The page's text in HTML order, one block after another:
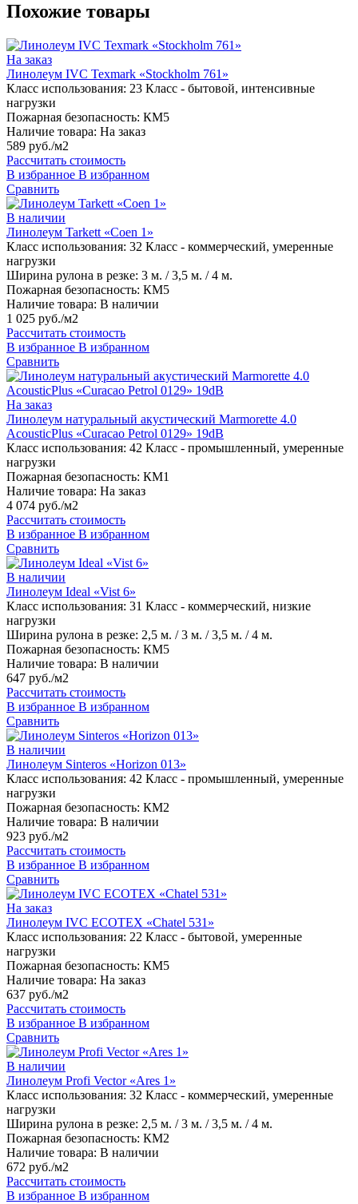
Похожие товары
На заказ
Линолеум IVC Texmark «Stockholm 761»
Класс использования: 23 Класс - бытовой, интенсивные
нагрузки
Пожарная безопасность: КМ5
Наличие товара: На заказ
589 руб./м2
Рассчитать стоимость
В избранное В избранном
Сравнить
В наличии
Линолеум Tarkett «Coen 1»
Класс использования: 32 Класс - коммерческий, умеренные
нагрузки
Ширина рулона в резке: 3 м. / 3,5 м. / 4 м.
Пожарная безопасность: КМ5
Наличие товара: В наличии
1 025 руб./м2
Рассчитать стоимость
В избранное В избранном
Сравнить
На заказ
Линолеум натуральный акустический Marmorette 4.0
AcousticPlus «Curacao Petrol 0129» 19dB
Класс использования: 42 Класс - промышленный, умеренные
нагрузки
Пожарная безопасность: КМ1
Наличие товара: На заказ
4 074 руб./м2
Рассчитать стоимость
В избранное В избранном
Сравнить
В наличии
Линолеум Ideal «Vist 6»
Класс использования: 31 Класс - коммерческий, низкие
нагрузки
Ширина рулона в резке: 2,5 м. / 3 м. / 3,5 м. / 4 м.
Пожарная безопасность: КМ5
Наличие товара: В наличии
647 руб./м2
Рассчитать стоимость
В избранное В избранном
Сравнить
В наличии
Линолеум Sinteros «Horizon 013»
Класс использования: 42 Класс - промышленный, умеренные
нагрузки
Пожарная безопасность: КМ2
Наличие товара: В наличии
923 руб./м2
Рассчитать стоимость
В избранное В избранном
Сравнить
На заказ
Линолеум IVC ECOTEX «Chatel 531»
Класс использования: 22 Класс - бытовой, умеренные
нагрузки
Пожарная безопасность: КМ5
Наличие товара: На заказ
637 руб./м2
Рассчитать стоимость
В избранное В избранном
Сравнить
В наличии
Линолеум Profi Vector «Ares 1»
Класс использования: 32 Класс - коммерческий, умеренные
нагрузки
Ширина рулона в резке: 2,5 м. / 3 м. / 3,5 м. / 4 м.
Пожарная безопасность: КМ2
Наличие товара: В наличии
672 руб./м2
Рассчитать стоимость
В избранное В избранном